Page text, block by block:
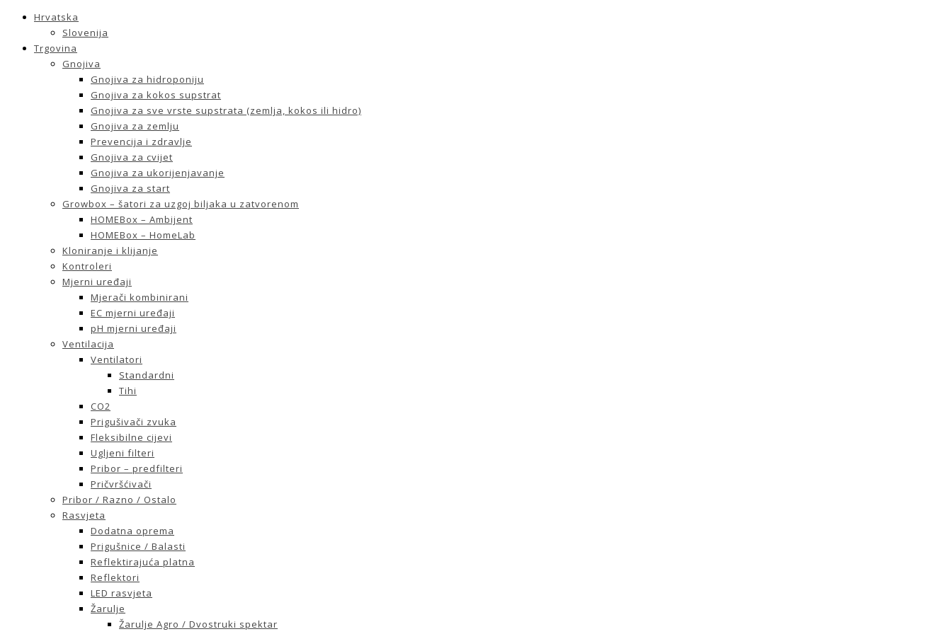
Hrvatska
Slovenija
Trgovina
Gnojiva
Gnojiva za hidroponiju
Gnojiva za kokos supstrat
Gnojiva za sve vrste supstrata (zemlja, kokos ili hidro)
Gnojiva za zemlju
Prevencija i zdravlje
Gnojiva za cvijet
Gnojiva za ukorijenjavanje
Gnojiva za start
Growbox – šatori za uzgoj biljaka u zatvorenom
HOMEBox – Ambijent
HOMEBox – HomeLab
Kloniranje i klijanje
Kontroleri
Mjerni uređaji
Mjerači kombinirani
EC mjerni uređaji
pH mjerni uređaji
Ventilacija
Ventilatori
Standardni
Tihi
CO2
Prigušivači zvuka
Fleksibilne cijevi
Ugljeni filteri
Pribor – predfilteri
Pričvršćivači
Pribor / Razno / Ostalo
Rasvjeta
Dodatna oprema
Prigušnice / Balasti
Reflektirajuća platna
Reflektori
LED rasvjeta
Žarulje
Žarulje Agro / Dvostruki spektar